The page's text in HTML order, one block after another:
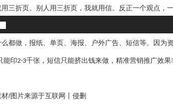
三折页。别人用三折页，我就用信。反正一个观点，
都做，报纸、单页、海报、户外广告、短信等。因为
能印2-3千张，短信只能挤出钱来做，精准营销推广效果
材/图片来源于互联网丨侵删